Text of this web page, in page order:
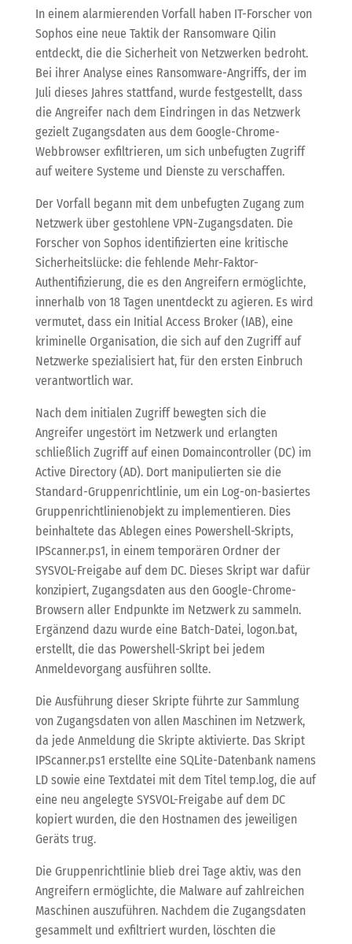
In einem alarmierenden Vorfall haben IT-Forscher von
Sophos eine neue Taktik der Ransomware Qilin
entdeckt, die die Sicherheit von Netzwerken bedroht.
Bei ihrer Analyse eines Ransomware-Angriffs, der im
Juli dieses Jahres stattfand, wurde festgestellt, dass
die Angreifer nach dem Eindringen in das Netzwerk
gezielt Zugangsdaten aus dem Google-Chrome-
Webbrowser exfiltrieren, um sich unbefugten Zugriff
auf weitere Systeme und Dienste zu verschaffen.
Der Vorfall begann mit dem unbefugten Zugang zum
Netzwerk über gestohlene VPN-Zugangsdaten. Die
Forscher von Sophos identifizierten eine kritische
Sicherheitslücke: die fehlende Mehr-Faktor-
Authentifizierung, die es den Angreifern ermöglichte,
innerhalb von 18 Tagen unentdeckt zu agieren. Es wird
vermutet, dass ein Initial Access Broker (IAB), eine
kriminelle Organisation, die sich auf den Zugriff auf
Netzwerke spezialisiert hat, für den ersten Einbruch
verantwortlich war.
Nach dem initialen Zugriff bewegten sich die
Angreifer ungestört im Netzwerk und erlangten
schließlich Zugriff auf einen Domaincontroller (DC) im
Active Directory (AD). Dort manipulierten sie die
Standard-Gruppenrichtlinie, um ein Log-on-basiertes
Gruppenrichtlinienobjekt zu implementieren. Dies
beinhaltete das Ablegen eines Powershell-Skripts,
IPScanner.ps1, in einem temporären Ordner der
SYSVOL-Freigabe auf dem DC. Dieses Skript war dafür
konzipiert, Zugangsdaten aus den Google-Chrome-
Browsern aller Endpunkte im Netzwerk zu sammeln.
Ergänzend dazu wurde eine Batch-Datei, logon.bat,
erstellt, die das Powershell-Skript bei jedem
Anmeldevorgang ausführen sollte.
Die Ausführung dieser Skripte führte zur Sammlung
von Zugangsdaten von allen Maschinen im Netzwerk,
da jede Anmeldung die Skripte aktivierte. Das Skript
IPScanner.ps1 erstellte eine SQLite-Datenbank namens
LD sowie eine Textdatei mit dem Titel temp.log, die auf
eine neu angelegte SYSVOL-Freigabe auf dem DC
kopiert wurden, die den Hostnamen des jeweiligen
Geräts trug.
Die Gruppenrichtlinie blieb drei Tage aktiv, was den
Angreifern ermöglichte, die Malware auf zahlreichen
Maschinen auszuführen. Nachdem die Zugangsdaten
gesammelt und exfiltriert wurden, löschten die